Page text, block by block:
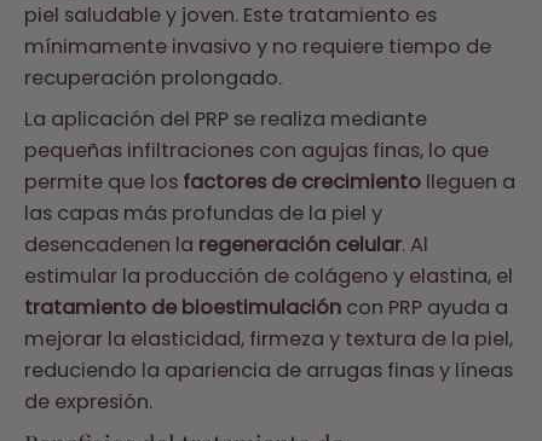
piel saludable y joven. Este tratamiento es
mínimamente invasivo y no requiere tiempo de
recuperación prolongado.
La aplicación del PRP se realiza mediante
pequeñas infiltraciones con agujas finas, lo que
permite que los factores de crecimiento lleguen a
las capas más profundas de la piel y
desencadenen la regeneración celular. Al
estimular la producción de colágeno y elastina, el
tratamiento de bioestimulación con PRP ayuda a
mejorar la elasticidad, firmeza y textura de la piel,
reduciendo la apariencia de arrugas finas y líneas
de expresión.